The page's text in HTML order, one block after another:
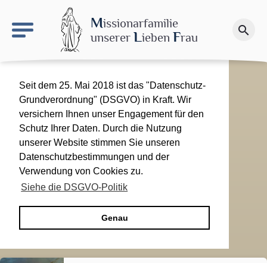
Missionarfamilie
unserer Lieben Frau search
Le site NDN
Spenden
Seit dem 25. Mai 2018 ist das "Datenschutz-
Grundverordnung" (DSGVO) in Kraft. Wir
versichern Ihnen unser Engagement für den
Schutz Ihrer Daten. Durch die Nutzung
unserer Website stimmen Sie unseren
Datenschutzbestimmungen und der
Verwendung von Cookies zu.
Siehe die DSGVO-Politik
Genau